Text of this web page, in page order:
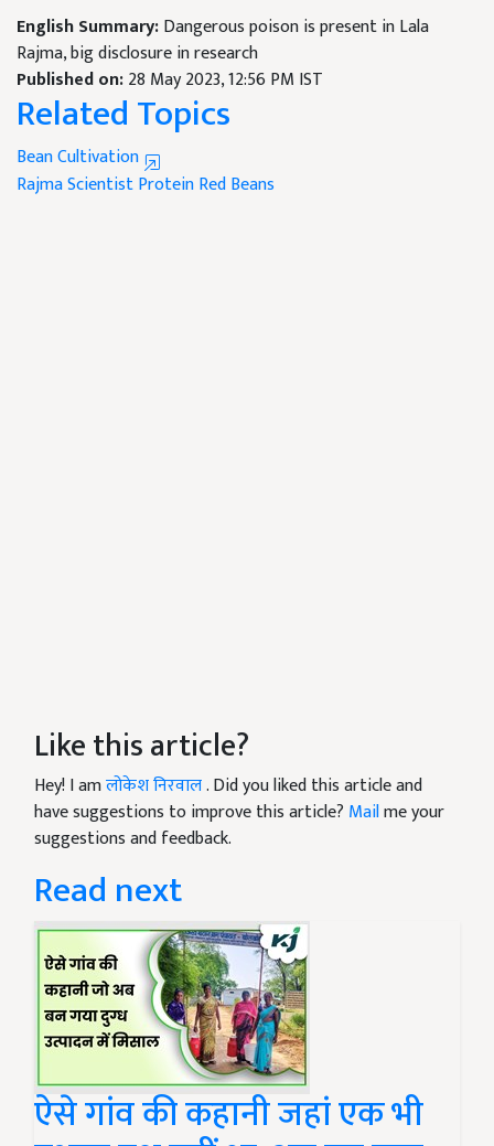
English Summary:Dangerous poison is present in Lala
Rajma, big disclosure in research
Published on:28 May 2023, 12:56 PM IST
Related Topics
Bean Cultivation
RajmaScientistProteinRed Beans
Like this article?
Hey! I amलोकेश निरवाल. Did you liked this article and
have suggestions to improve this article? Mailme your
suggestions and feedback.
Read next
ऐसे गांव की कहानी जहां एक भी